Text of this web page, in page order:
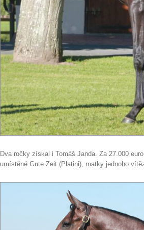
Dva ročky získal i Tomáš Janda. Za 27.000
umístěné Gute Zeit (Platini), matky jednoho